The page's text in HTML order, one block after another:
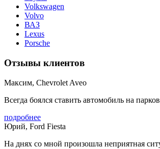
Volkswagen
Volvo
ВАЗ
Lexus
Porsche
Отзывы клиентов
Максим, Chevrolet Aveo
Всегда боялся ставить автомобиль на
подробнее
Юрий, Ford Fiesta
На днях со мной произошла неприятная